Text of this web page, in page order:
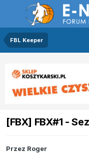
FBL Keeper
[FBX] FBX#1 -
Przez Roger